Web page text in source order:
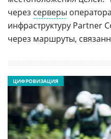
через серверы
инфраструктуру Partner
через маршруты,
ЦИФРОВИЗАЦИЯ